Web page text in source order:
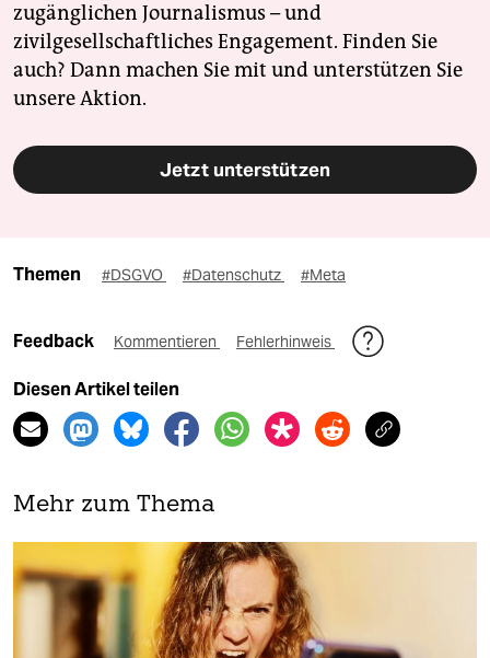
zugänglichen Journalismus – und
zivilgesellschaftliches Engagement. Finden Sie
auch? Dann machen Sie mit und unterstützen Sie
unsere Aktion.
Jetzt unterstützen
Themen #DSGVO #Datenschutz #Meta
Feedback Kommentieren Fehlerhinweis
Diesen Artikel teilen
Mehr zum Thema